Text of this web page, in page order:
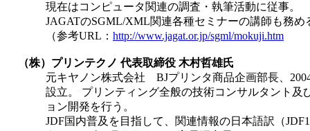
現在はコンピュータ関連の調査・執筆活動に従事。
JAGATのSGML/XML関連各種セミナーの講師も務め
（参考URL： http://www.jagat.or.jp/sgml/mokuji.htm
（株）プリンテクノ 代表取締役 木村哲雄氏
元キヤノン株式会社 BJプリンタ商品企画部長、
設立。 プリンティング全般の技術コンサルタント及
ョン開発を行う。
JDF国内普及を目指して、関連情報の日本語訳（